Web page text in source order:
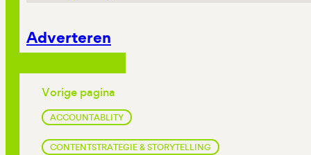
Adverteren
Vorige pagina
ACCOUNTABLITY
CONTENTSTRATEGIE & STORYTELLING